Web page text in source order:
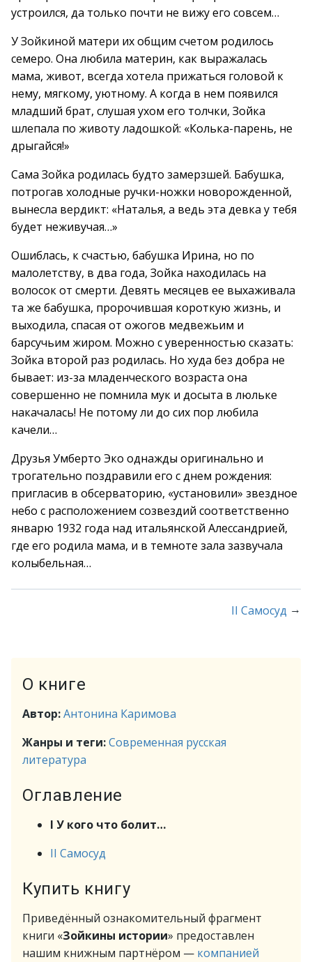
устроился, да только почти не вижу его совсем…
У Зойкиной матери их общим счетом родилось
семеро. Она любила материн, как выражалась
мама, живот, всегда хотела прижаться головой к
нему, мягкому, уютному. А когда в нем появился
младший брат, слушая ухом его толчки, Зойка
шлепала по животу ладошкой: «Колька-парень, не
дрыгайся!»
Сама Зойка родилась будто замерзшей. Бабушка,
потрогав холодные ручки-ножки новорожденной,
вынесла вердикт: «Наталья, а ведь эта девка у тебя
будет неживучая…»
Ошиблась, к счастью, бабушка Ирина, но по
малолетству, в два года, Зойка находилась на
волосок от смерти. Девять месяцев ее выхаживала
та же бабушка, пророчившая короткую жизнь, и
выходила, спасая от ожогов медвежьим и
барсучьим жиром. Можно с уверенностью сказать:
Зойка второй раз родилась. Но худа без добра не
бывает: из-за младенческого возраста она
совершенно не помнила мук и досыта в люльке
накачалась! Не потому ли до сих пор любила
качели…
Друзья Умберто Эко однажды оригинально и
трогательно поздравили его с днем рождения:
пригласив в обсерваторию, «установили» звездное
небо с расположением созвездий соответственно
январю 1932 года над итальянской Алессандрией,
где его родила мама, и в темноте зала зазвучала
колыбельная…
II Самосуд →
О книге
Автор:Антонина Каримова
Жанры и теги:Современная русская
литература
Оглавление
I У кого что болит…
II Самосуд
Купить книгу
Приведённый ознакомительный фрагмент
книги «Зойкины истории» предоставлен
нашим книжным партнёром — компанией